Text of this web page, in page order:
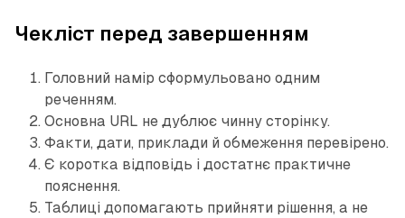
Чекліст перед завершенням
Головний намір сформульовано одним
реченням.
Основна URL не дублює чинну сторінку.
Факти, дати, приклади й обмеження перевірено.
Є коротка відповідь і достатнє практичне
пояснення.
Таблиці допомагають прийняти рішення, а не